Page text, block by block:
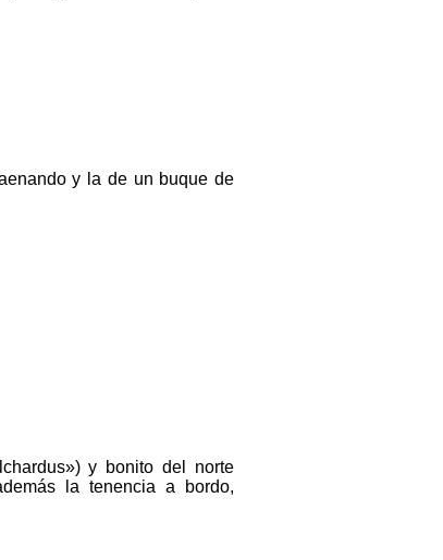
y la de un buque de
y bonito del norte
la tenencia a bordo,